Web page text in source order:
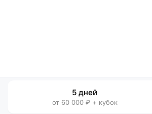
5 дней
от 60 000 ₽ + кубок